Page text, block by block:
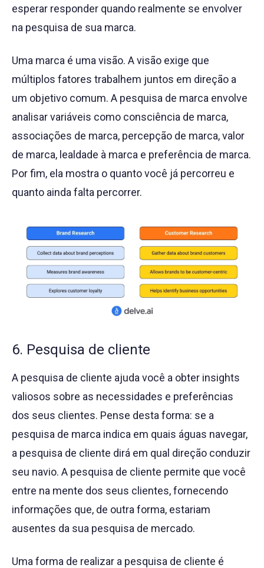
esperar responder quando realmente se envolver
na pesquisa de sua marca.
Uma marca é uma visão. A visão exige que
múltiplos fatores trabalhem juntos em direção a
um objetivo comum. A pesquisa de marca envolve
analisar variáveis como consciência de marca,
associações de marca, percepção de marca, valor
de marca, lealdade à marca e preferência de marca.
Por fim, ela mostra o quanto você já percorreu e
quanto ainda falta percorrer.
6. Pesquisa de cliente
A pesquisa de cliente ajuda você a obter insights
valiosos sobre as necessidades e preferências
dos seus clientes. Pense desta forma: se a
pesquisa de marca indica em quais águas navegar,
a pesquisa de cliente dirá em qual direção conduzir
seu navio. A pesquisa de cliente permite que você
entre na mente dos seus clientes, fornecendo
informações que, de outra forma, estariam
ausentes da sua pesquisa de mercado.
Uma forma de realizar a pesquisa de cliente é